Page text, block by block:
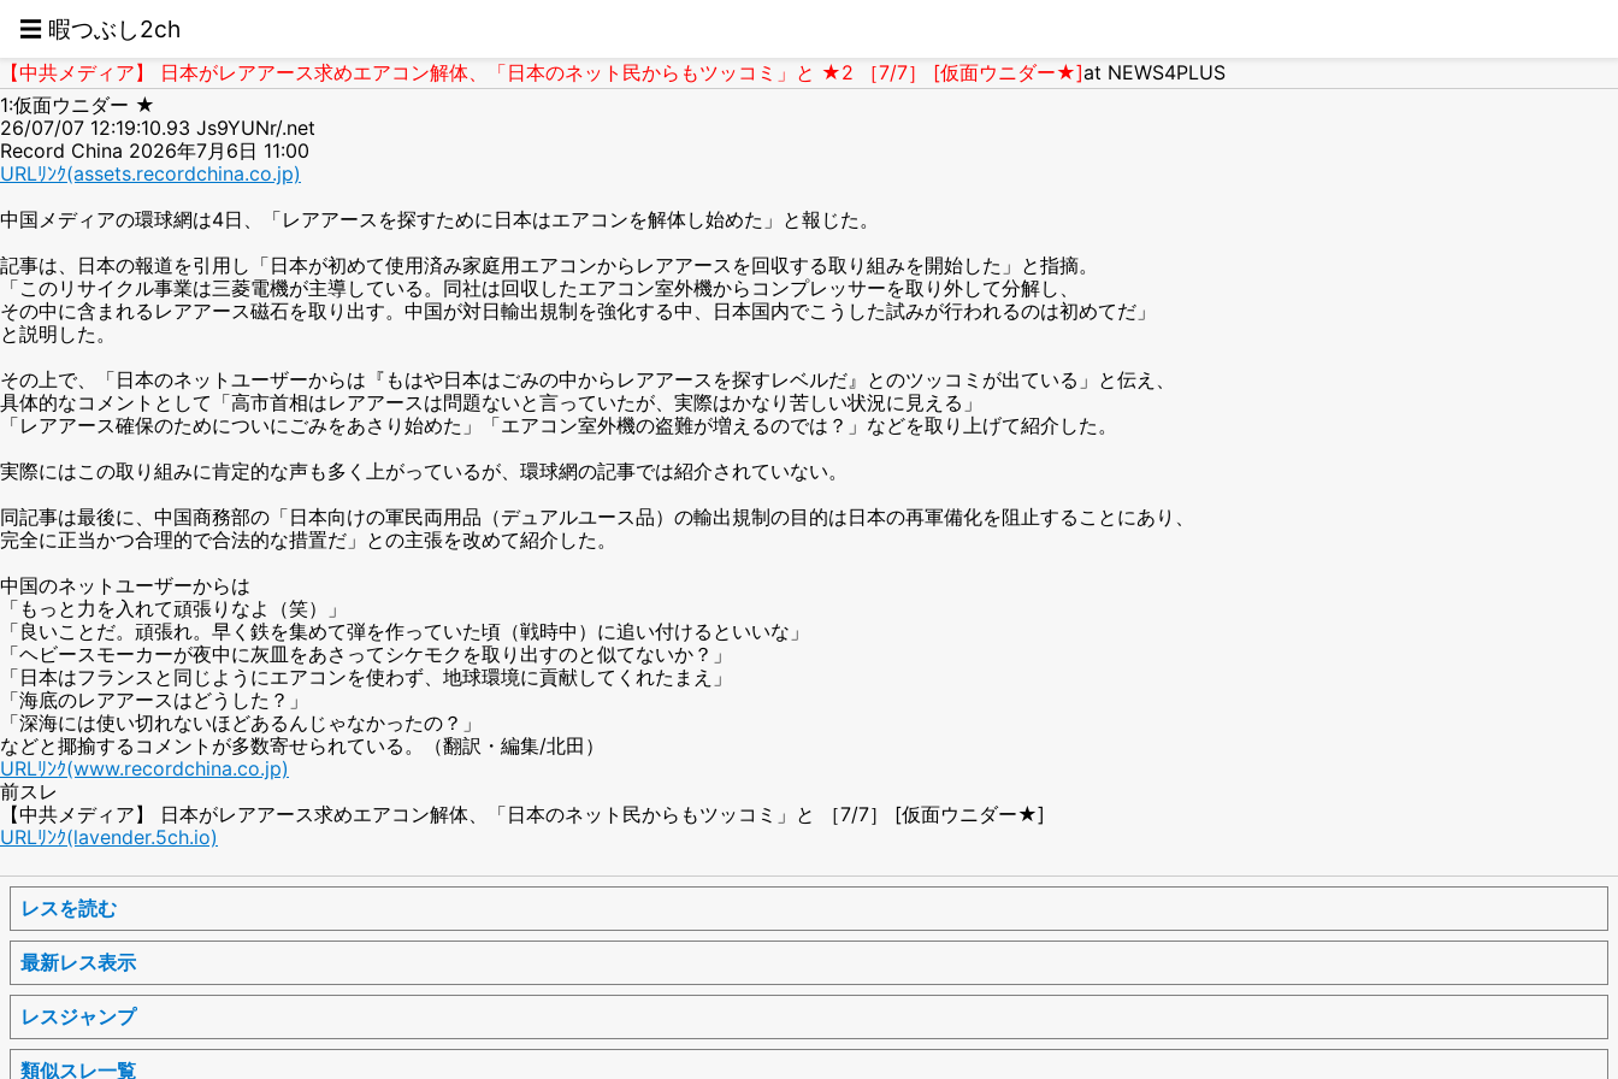
☰ 暇つぶし2ch
【中共メディア】 日本がレアアース求めエアコン解体、「日本のネット民からもツッコミ」と ★2 ［7/7］ [仮面ウニダー★]at NEWS4PLUS
1:仮面ウニダー ★
26/07/07 12:19:10.93 Js9YUNr/.net
Record China 2026年7月6日 11:00
URLﾘﾝｸ(assets.recordchina.co.jp)
中国メディアの環球網は4日、「レアアースを探すために日本はエアコンを解体し始めた」と報じた。
記事は、日本の報道を引用し「日本が初めて使用済み家庭用エアコンからレアアースを回収する取り組みを開始した」と指摘。
「このリサイクル事業は三菱電機が主導している。同社は回収したエアコン室外機からコンプレッサーを取り外して分解し、
その中に含まれるレアアース磁石を取り出す。中国が対日輸出規制を強化する中、日本国内でこうした試みが行われるのは初めてだ」
と説明した。
その上で、「日本のネットユーザーからは『もはや日本はごみの中からレアアースを探すレベルだ』とのツッコミが出ている」と伝え、
具体的なコメントとして「高市首相はレアアースは問題ないと言っていたが、実際はかなり苦しい状況に見える」
「レアアース確保のためについにごみをあさり始めた」「エアコン室外機の盗難が増えるのでは？」などを取り上げて紹介した。
実際にはこの取り組みに肯定的な声も多く上がっているが、環球網の記事では紹介されていない。
同記事は最後に、中国商務部の「日本向けの軍民両用品（デュアルユース品）の輸出規制の目的は日本の再軍備化を阻止することにあり、
完全に正当かつ合理的で合法的な措置だ」との主張を改めて紹介した。
中国のネットユーザーからは
「もっと力を入れて頑張りなよ（笑）」
「良いことだ。頑張れ。早く鉄を集めて弾を作っていた頃（戦時中）に追い付けるといいな」
「ヘビースモーカーが夜中に灰皿をあさってシケモクを取り出すのと似てないか？」
「日本はフランスと同じようにエアコンを使わず、地球環境に貢献してくれたまえ」
「海底のレアアースはどうした？」
「深海には使い切れないほどあるんじゃなかったの？」
などと揶揄するコメントが多数寄せられている。（翻訳・編集/北田）
URLﾘﾝｸ(www.recordchina.co.jp)
前スレ
【中共メディア】 日本がレアアース求めエアコン解体、「日本のネット民からもツッコミ」と ［7/7］ [仮面ウニダー★]
URLﾘﾝｸ(lavender.5ch.io)
レスを読む
最新レス表示
レスジャンプ
類似スレ一覧